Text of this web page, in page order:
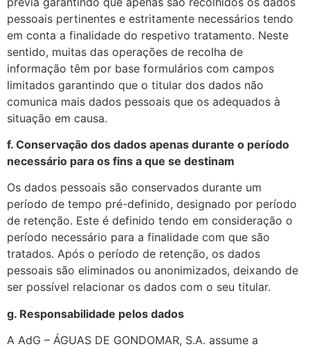
pessoais pertinentes e estritamente necessários tendo
em conta a finalidade do respetivo tratamento. Neste
sentido, muitas das operações de recolha de
informação têm por base formulários com campos
limitados garantindo que o titular dos dados não
comunica mais dados pessoais que os adequados à
situação em causa.
f. Conservação dos dados apenas durante o período
necessário para os fins a que se destinam
Os dados pessoais são conservados durante um
período de tempo pré-definido, designado por período
de retenção. Este é definido tendo em consideração o
período necessário para a finalidade com que são
tratados. Após o período de retenção, os dados
pessoais são eliminados ou anonimizados, deixando de
ser possível relacionar os dados com o seu titular.
g. Responsabilidade pelos dados
A AdG – ÁGUAS DE GONDOMAR, S.A. assume a